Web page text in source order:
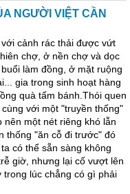
NGƯỜI VIỆT CẦN
cảnh rác thải được vứt
chợ, ở nền chợ và dọc
làm đồng, ở mặt ruộng
gia trong sinh hoạt hàng
quà tấm bánh.Thói quen
với một "truyền thống"
nên một nét riêng khó lẫn
thống "ăn cỗ đi trước" đó
có thể sẵn sàng không
giờ, nhưng lại cố vượt lên
lúc chẳng có gì phải